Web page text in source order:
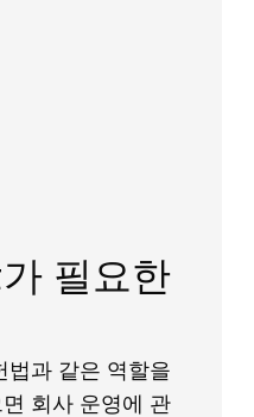
필요한
법과 같은 역할을
회사 운영에 관